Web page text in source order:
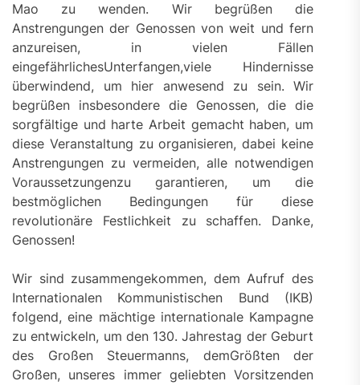
Mao zu wenden. Wir begrüßen die
Anstrengungen der Genossen von weit und fern
anzureisen, in vielen Fällen
eingefährlichesUnterfangen,viele Hindernisse
überwindend, um hier anwesend zu sein. Wir
begrüßen insbesondere die Genossen, die die
sorgfältige und harte Arbeit gemacht haben, um
diese Veranstaltung zu organisieren, dabei keine
Anstrengungen zu vermeiden, alle notwendigen
Voraussetzungenzu garantieren, um die
bestmöglichen Bedingungen für diese
revolutionäre Festlichkeit zu schaffen. Danke,
Genossen!
Wir sind zusammengekommen, dem Aufruf des
Internationalen Kommunistischen Bund (IKB)
folgend, eine mächtige internationale Kampagne
zu entwickeln, um den 130. Jahrestag der Geburt
des Großen Steuermanns, demGrößten der
Großen, unseres immer geliebten Vorsitzenden